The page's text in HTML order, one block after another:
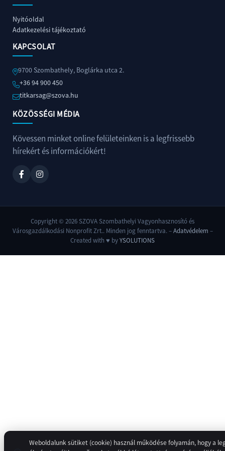
94
900
450
titkarsag@szova.hu
Nyitóoldal
Adatkezelési tájékoztató
KAPCSOLAT
9700 Szombathely, Boglárka utca 2.
+36 94 900 450
titkarsag@szova.hu
KÖZÖSSÉGI MÉDIA
Kövessen minket online felületeinken is a legfrissebb
hírekért és információkért!
Copyright © 2026 SZOVA Szombathelyi Vagyonhasznosító és
Városgazdálkodási Nonprofit Zrt.. Minden jog fenntartva. –Adatvédelem –
Created with ♥ byYSOLUTIONS
Weboldalunk sütiket (cookie) használ működése folyamán, hogy a